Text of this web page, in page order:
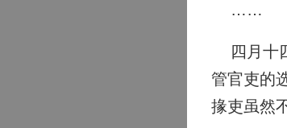
……
四月十
管官吏的
掾吏虽然